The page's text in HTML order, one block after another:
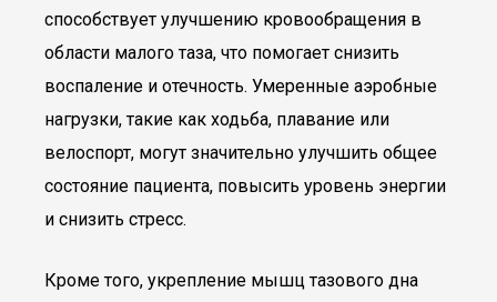
способствует улучшению кровообращения в
области малого таза, что помогает снизить
воспаление и отечность. Умеренные аэробные
нагрузки, такие как ходьба, плавание или
велоспорт, могут значительно улучшить общее
состояние пациента, повысить уровень энергии
и снизить стресс.
Кроме того, укрепление мышц тазового дна